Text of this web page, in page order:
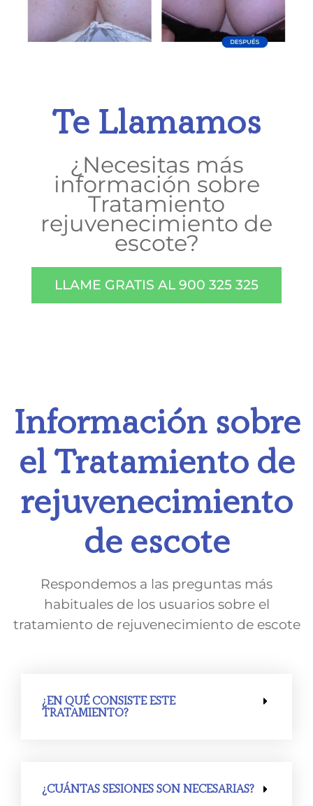
Te Llamamos
¿Necesitas más
información sobre
Tratamiento
rejuvenecimiento de
escote?
LLAME GRATIS AL 900 325 325
Información sobre
el Tratamiento de
rejuvenecimiento
de escote
Respondemos a las preguntas más
habituales de los usuarios sobre el
tratamiento de rejuvenecimiento de escote
¿EN QUÉ CONSISTE ESTE
TRATAMIENTO?
¿CUÁNTAS SESIONES SON NECESARIAS?